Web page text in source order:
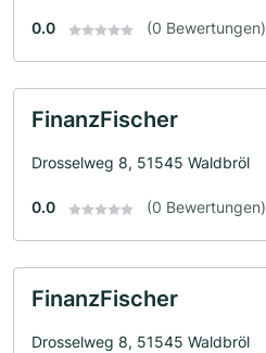
0.0 (0 Bewertungen)
FinanzFischer
Drosselweg 8, 51545 Waldbröl
0.0 (0 Bewertungen)
FinanzFischer
Drosselweg 8, 51545 Waldbröl